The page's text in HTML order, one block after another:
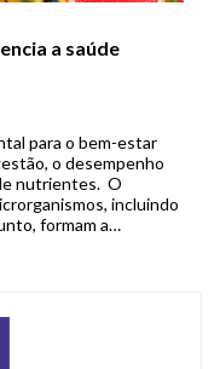
a saúde
para o bem-estar
o desempenho
nutrientes. O
incluindo
formam a